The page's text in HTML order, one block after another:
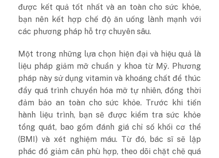
được kết quả tốt nhất và an toàn cho sức khỏe,
bạn nên kết hợp chế độ ăn uống lành mạnh với
các phương pháp hỗ trợ chuyên sâu.
Một trong những lựa chọn hiện đại và hiệu quả là
liệu pháp giảm mỡ chuẩn y khoa từ Mỹ. Phương
pháp này sử dụng vitamin và khoáng chất để thúc
đẩy quá trình chuyển hóa mỡ tự nhiên, đồng thời
đảm bảo an toàn cho sức khỏe. Trước khi tiến
hành liệu trình, bạn sẽ được kiểm tra sức khỏe
tổng quát, bao gồm đánh giá chỉ số khối cơ thể
(BMI) và xét nghiệm máu. Từ đó, bác sĩ sẽ lập
phác đồ giảm cân phù hợp, theo dõi chặt chẽ quá